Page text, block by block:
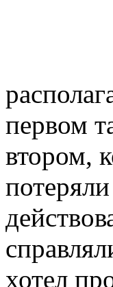
первом
втором,
хотел